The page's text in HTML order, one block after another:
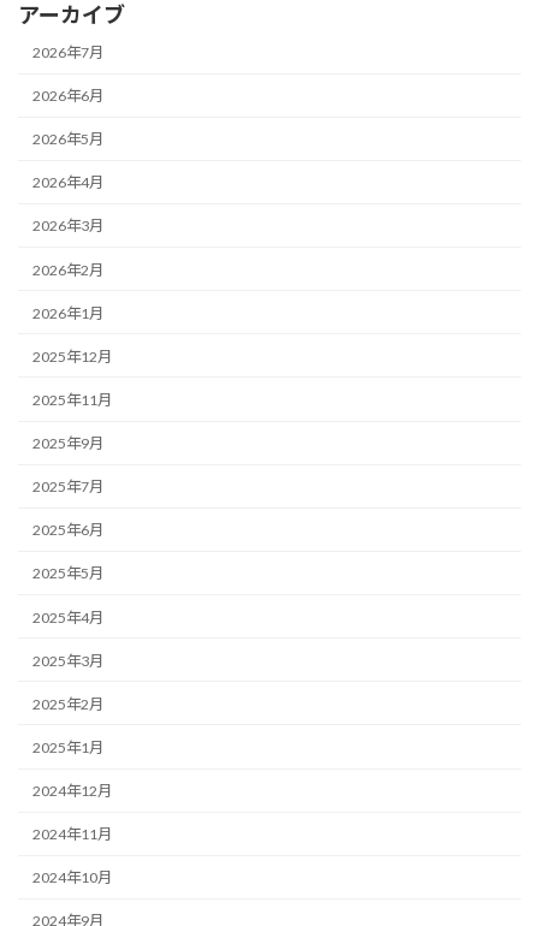
アーカイブ
2026年7月
2026年6月
2026年5月
2026年4月
2026年3月
2026年2月
2026年1月
2025年12月
2025年11月
2025年9月
2025年7月
2025年6月
2025年5月
2025年4月
2025年3月
2025年2月
2025年1月
2024年12月
2024年11月
2024年10月
2024年9月